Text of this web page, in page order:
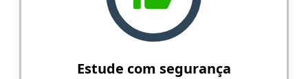
Estude com segurança